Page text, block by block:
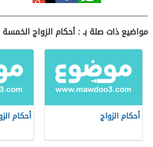
مواضيع ذات صلة بـ : أحكام الزواج الخمسة
أحكام الزواج أحكام